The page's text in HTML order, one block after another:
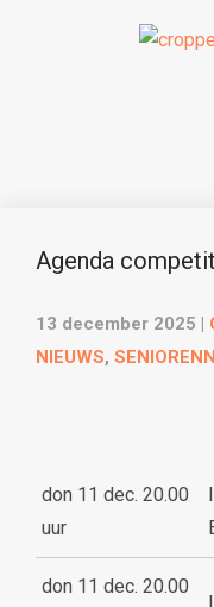
Agenda
13 december 2025
NIEUWS,
don 11 dec. 20.00
uur
don 11 dec. 20.00